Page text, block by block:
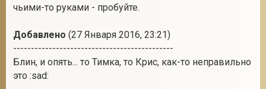
чьими-то руками - пробуйте.
Добавлено (27 Января 2016, 23:21)
---------------------------------------------
Блин, и опять... то Тимка, то Крис, как-то неправильно
это :sad: